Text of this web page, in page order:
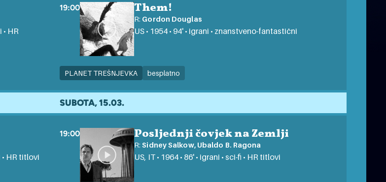
HR
19:00 Them!
R: Gordon Douglas
US • 1954 • 94' • igrani • znanstveno-fantastični
PLANET TREŠNJEVKA besplatno
• HR titlovi
SUBOTA, 15.03.
19:00 Posljednji čovjek na Zemlji
R:Sidney Salkow, Ubaldo B. Ragona
US, IT • 1964 • 86' • igrani • sci-fi • HR titlovi